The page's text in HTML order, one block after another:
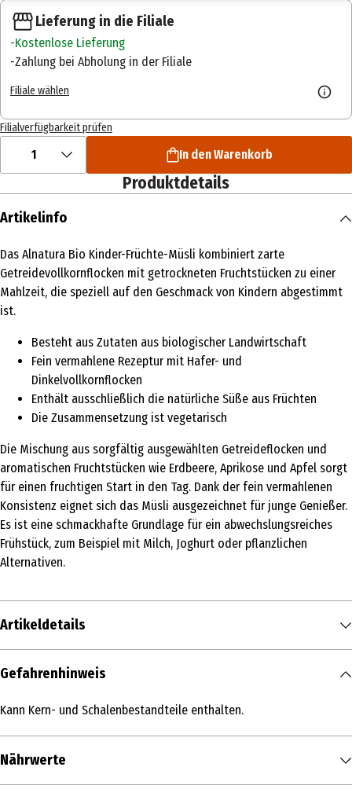
Lieferung in die Filiale
Kostenlose Lieferung
Zahlung bei Abholung in der Filiale
Filiale wählen
Filialverfügbarkeit prüfen
1 In den Warenkorb
Produktdetails
Artikelinfo
Das Alnatura Bio Kinder-Früchte-Müsli kombiniert zarte
Getreidevollkornflocken mit getrockneten Fruchtstücken zu einer
Mahlzeit, die speziell auf den Geschmack von Kindern abgestimmt
ist.
Besteht aus Zutaten aus biologischer Landwirtschaft
Fein vermahlene Rezeptur mit Hafer- und
Dinkelvollkornflocken
Enthält ausschließlich die natürliche Süße aus Früchten
Die Zusammensetzung ist vegetarisch
Die Mischung aus sorgfältig ausgewählten Getreideflocken und
aromatischen Fruchtstücken wie Erdbeere, Aprikose und Apfel sorgt
für einen fruchtigen Start in den Tag. Dank der fein vermahlenen
Konsistenz eignet sich das Müsli ausgezeichnet für junge Genießer.
Es ist eine schmackhafte Grundlage für ein abwechslungsreiches
Frühstück, zum Beispiel mit Milch, Joghurt oder pflanzlichen
Alternativen.
Artikeldetails
Inhalt
Produkttyp
Gefahrenhinweis
Kann Kern- und Schalenbestandteile enthalten.
Nährwerte